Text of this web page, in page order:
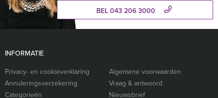
BEL 043 206 3000
INFORMATIE
Privacy- en cookieverklaring
Algemene voorwaarden
Annuleringsverzekering
Vraag & antwoord
Categorieën
Nieuwsbrief